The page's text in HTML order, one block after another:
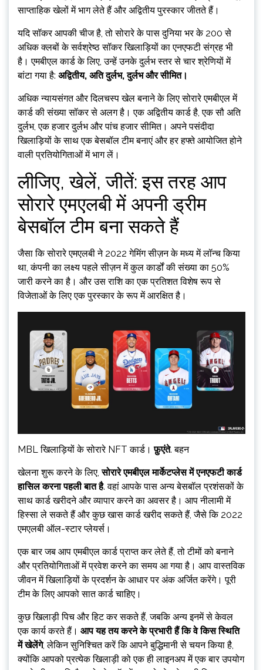
साप्ताहिक खेलों में भाग लेते हैं और अद्वितीय पुरस्कार जीतते हैं।
यदि सॉकर आपकी चीज है, तो सोरारे के पास दुनिया भर के 200 से
अधिक क्लबों के सर्वश्रेष्ठ सॉकर खिलाड़ियों का एनएफटी संग्रह भी
है। एमबीएल कार्ड के लिए, उन्हें उनके दुर्लभ स्तर से चार श्रेणियों में
बांटा गया है: अद्वितीय, अति दुर्लभ, दुर्लभ और सीमित।
अधिक न्यायसंगत और दिलचस्प खेल बनाने के लिए सोरारे एमबीएल में
कार्ड की संख्या सॉकर से अलग है। एक अद्वितीय कार्ड है, एक सौ अति
दुर्लभ, एक हजार दुर्लभ और पांच हजार सीमित। अपने पसंदीदा
खिलाड़ियों के साथ एक बेसबॉल टीम बनाएं और हर हफ्ते आयोजित होने
वाली प्रतियोगिताओं में भाग लें।
लीजिए, खेलें, जीतें: इस तरह आप
सोरारे एमएलबी में अपनी ड्रीम
बेसबॉल टीम बना सकते हैं
जैसा कि सोरारे एमएलबी ने 2022 गेमिंग सीज़न के मध्य में लॉन्च किया
था, कंपनी का लक्ष्य पहले सीज़न में कुल कार्डों की संख्या का 50%
जारी करने का है। और उस राशि का एक प्रतिशत विशेष रूप से
विजेताओं के लिए एक पुरस्कार के रूप में आरक्षित है।
MBL खिलाड़ियों के सोरारे NFT कार्ड।फ़ुएंते. बहन
खेलना शुरू करने के लिए,सोरारे एमबीएल मार्केटप्लेस में एनएफटी कार्ड
हासिल करना पहली बात है. वहां आपके पास अन्य बेसबॉल प्रशंसकों के
साथ कार्ड खरीदने और व्यापार करने का अवसर है। आप नीलामी में
हिस्सा ले सकते हैं और कुछ खास कार्ड खरीद सकते हैं, जैसे कि 2022
एमएलबी ऑल-स्टार प्लेयर्स।
एक बार जब आप एमबीएल कार्ड प्राप्त कर लेते हैं, तो टीमों को बनाने
और प्रतियोगिताओं में प्रवेश करने का समय आ गया है। आप वास्तविक
जीवन में खिलाड़ियों के प्रदर्शन के आधार पर अंक अर्जित करेंगे। पूरी
टीम के लिए आपको सात कार्ड चाहिए।
कुछ खिलाड़ी पिच और हिट कर सकते हैं, जबकि अन्य इनमें से केवल
एक कार्य करते हैं। आप यह तय करने के प्रभारी हैं कि वे किस स्थिति
में खेलेंगे, लेकिन सुनिश्चित करें कि आपने बुद्धिमानी से चयन किया है,
क्योंकि आपको प्रत्येक खिलाड़ी को एक ही लाइनअप में एक बार उपयोग